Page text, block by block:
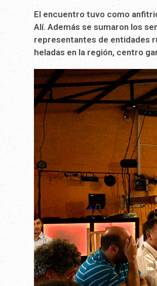
El encuentro tuvo como
Alí. Además se sumaron los
representantes de entidades
heladas en la región, centro